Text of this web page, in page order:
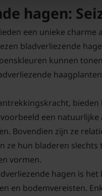
hagen:
een unieke
bladverliezende
kunnen
een
Bovendien zijn ze
ze hun bladeren
vormen.
hagen is
en bodemvereisten.